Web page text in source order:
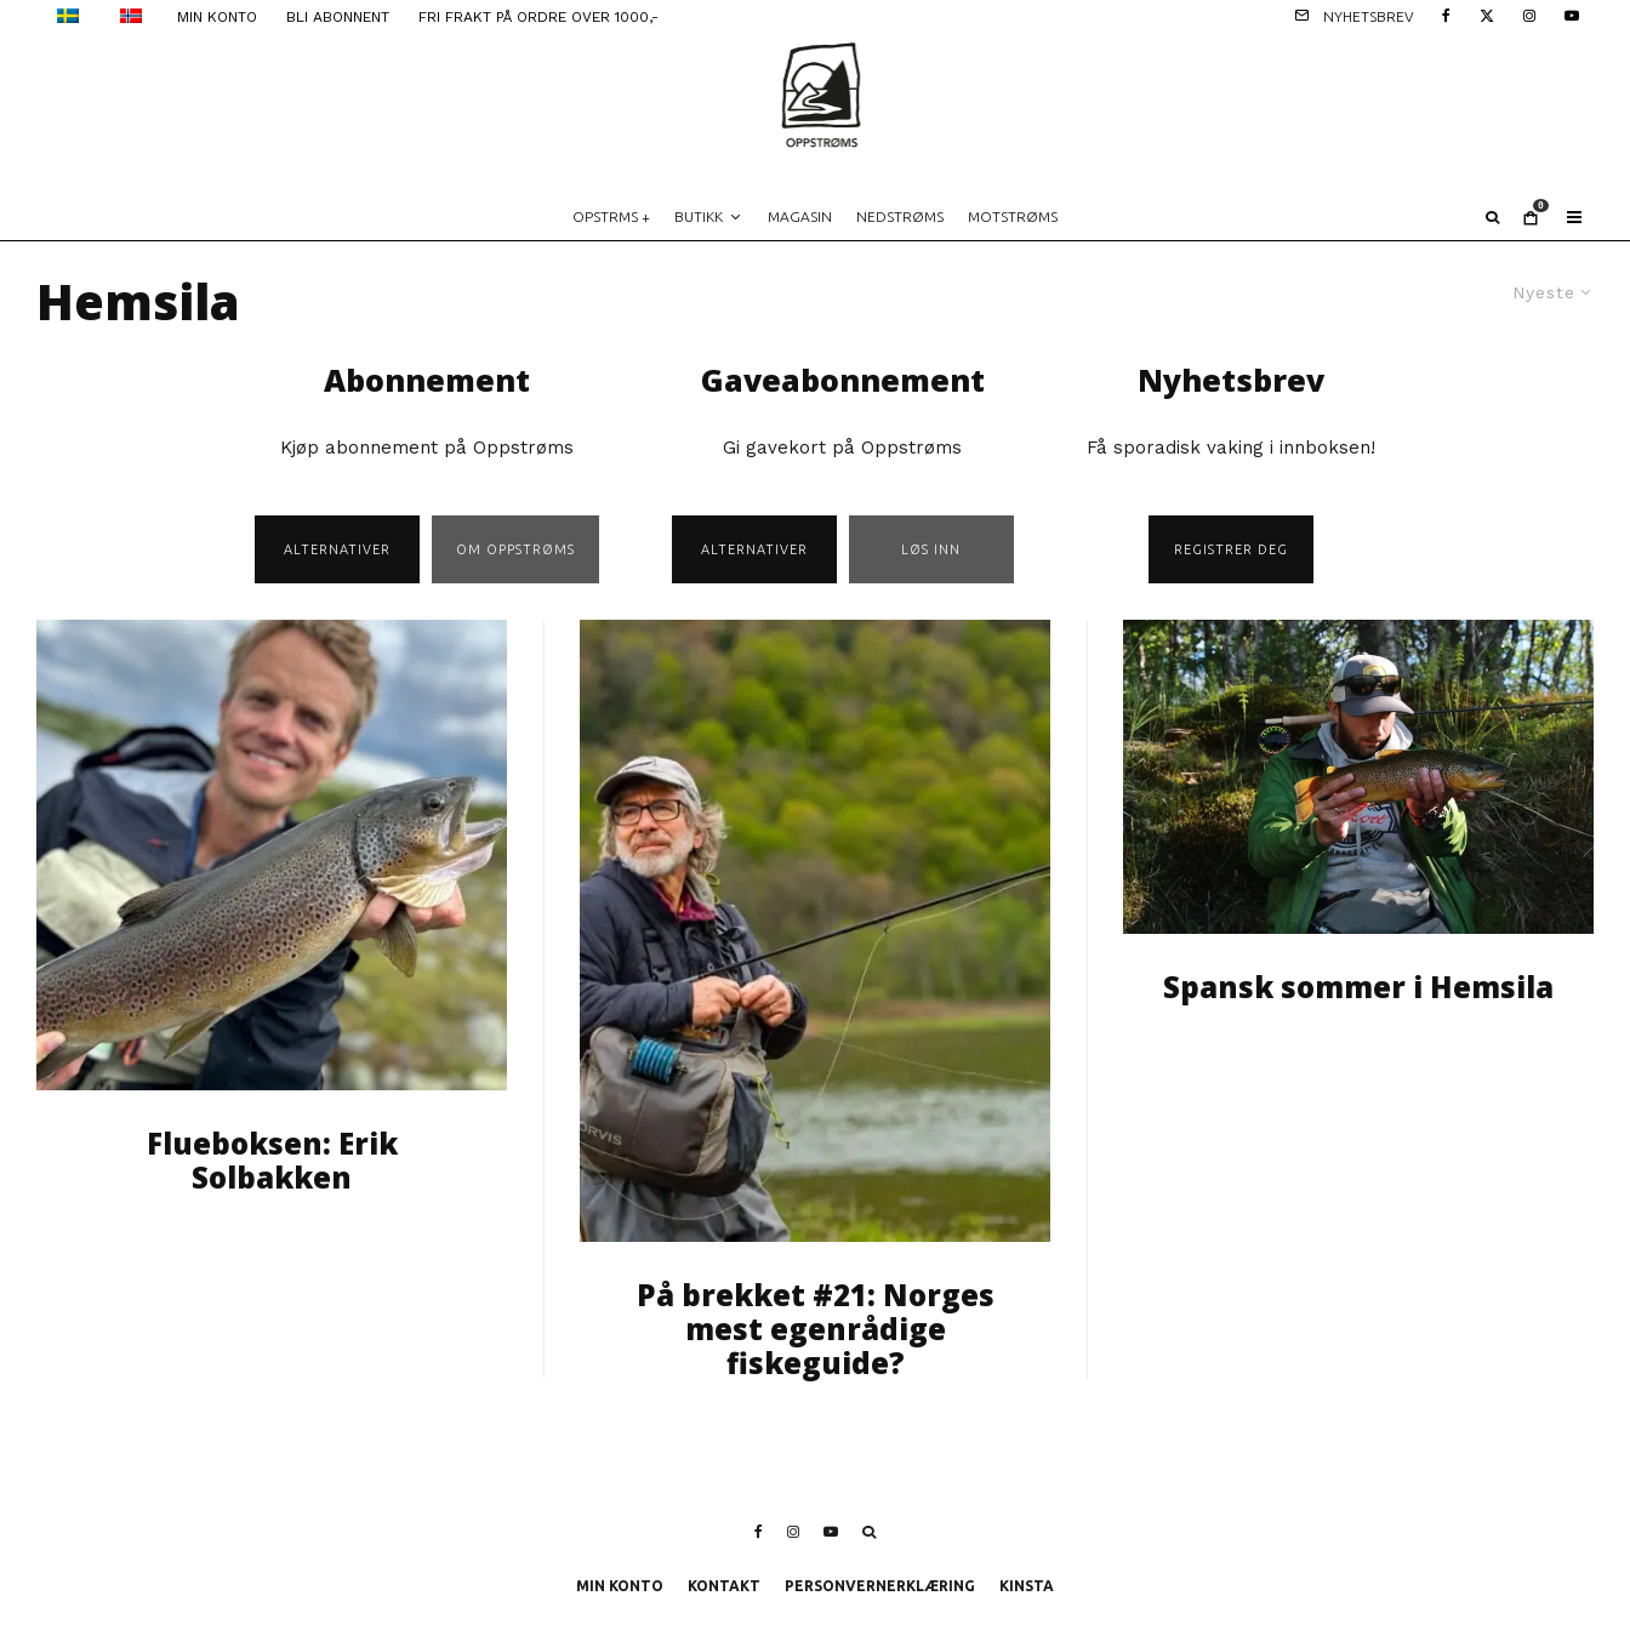
MIN KONTO BLI ABONNENT FRI FRAKT PÅ ORDRE OVER 1000,- NYHETSBREV
OPSTRMS + BUTIKK MAGASIN NEDSTRØMS MOTSTRØMS
0
Nyeste
Hemsila
Abonnement
Kjøp abonnement på Oppstrøms
ALTERNATIVER OM OPPSTRØMS
Gaveabonnement
Gi gavekort på Oppstrøms
ALTERNATIVER LØS INN
Nyhetsbrev
Få sporadisk vaking i innboksen!
REGISTRER DEG
Flueboksen: Erik
Solbakken
På brekket #21: Norges
mest egenrådige
fiskeguide?
Spansk sommer i Hemsila
MIN KONTO KONTAKT PERSONVERNERKLÆRING KINSTA